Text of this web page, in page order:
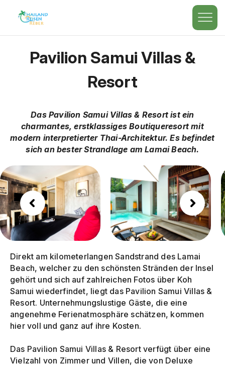
Pavilion Samui Villas &
Resort
Das Pavilion Samui Villas & Resort ist ein
charmantes, erstklassiges Boutiqueresort mit
modern interpretierter Thai-Architektur. Es befindet
sich an bester Strandlage am Lamai Beach.
Direkt am kilometerlangen Sandstrand des Lamai
Beach, welcher zu den schönsten Stränden der Insel
gehört und sich auf zahlreichen Fotos über Koh
Samui wiederfindet, liegt das Pavilion Samui Villas &
Resort. Unternehmungslustige Gäste, die eine
angenehme Ferienatmosphäre schätzen, kommen
hier voll und ganz auf ihre Kosten.
Das Pavilion Samui Villas & Resort verfügt über eine
Vielzahl von Zimmer und Villen, die von Deluxe